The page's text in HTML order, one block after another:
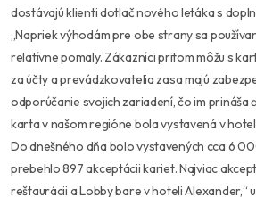
dostávajú klienti dotlač nového letáka s
,,Napriek výhodám pre obe strany sa
relatívne pomaly. Zákazníci pritom môžu s
za účty a prevádzkovatelia zasa majú
odporúčanie svojich zariadení, čo im prináša
karta v našom regióne bola vystavená v
Do dnešného dňa bolo vystavených cca 6
prebehlo 897 akceptácii kariet. Najviac
reštaurácii a Lobby bare v hoteli Alexander,“